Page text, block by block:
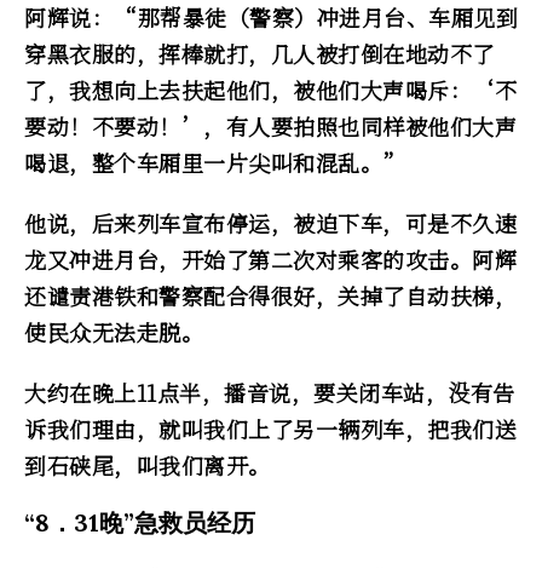
阿辉说：“那帮暴徒（警察）冲进月台、车厢见到
穿黑衣服的，挥棒就打，几人被打倒在地动不了
了，我想向上去扶起他们，被他们大声喝斥：‘不
要动！不要动！’，有人要拍照也同样被他们大声
喝退，整个车厢里一片尖叫和混乱。”
他说，后来列车宣布停运，被迫下车，可是不久速
龙又冲进月台，开始了第二次对乘客的攻击。阿辉
还谴责港铁和警察配合得很好，关掉了自动扶梯，
使民众无法走脱。
大约在晚上11点半，播音说，要关闭车站，没有告
诉我们理由，就叫我们上了另一辆列车，把我们送
到石硖尾，叫我们离开。
“8．31晚”急救员经历